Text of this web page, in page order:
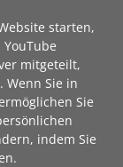
starten,
mitgeteilt,
Wenn Sie in
Sie
indem Sie